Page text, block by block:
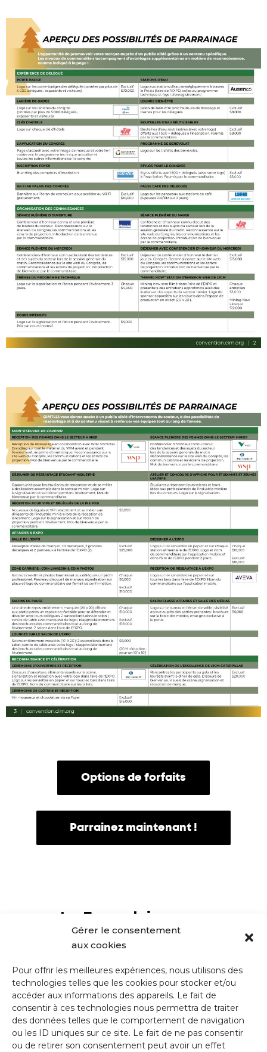
Gérer le consentement
aux cookies
Pour offrir les meilleures expériences, nous utilisons des
technologies telles que les cookies pour stocker et/ou
accéder aux informations des appareils. Le fait de
consentir à ces technologies nous permettra de traiter
des données telles que le comportement de navigation
ou les ID uniques sur ce site. Le fait de ne pas consentir
ou de retirer son consentement peut avoir un effet
Options de forfaits
Parrainez maintenant !
Le Formulaire pour
Commanditaires est clos pour
l'édition de 2023
Merci de votre soutien !